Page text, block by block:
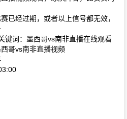
已经过期，或者以上信号都无效，
键词：墨西哥vs南非直播在线观看
哥vs南非直播视频